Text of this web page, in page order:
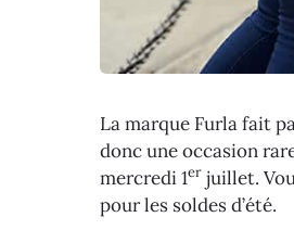
La marque Furla fait
donc une occasion
mercredi 1er juillet.
pour les soldes d’été.